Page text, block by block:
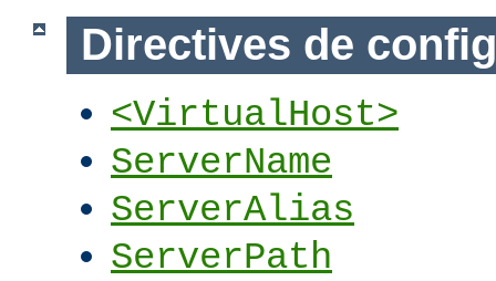
Directives de
<VirtualHost>
ServerName
ServerAlias
ServerPath